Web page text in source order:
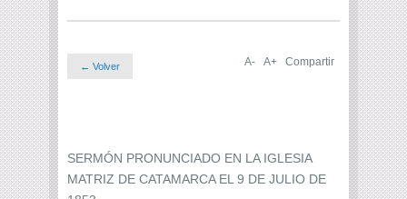
← Volver A- A+ Compartir
SERMÓN PRONUNCIADO EN LA IGLESIA
MATRIZ DE CATAMARCA EL 9 DE JULIO DE